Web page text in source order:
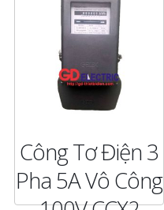
CHI TIẾT
Công Tơ Điện 3
Pha 5A Vô Công